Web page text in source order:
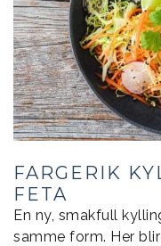
FARGERIK
FETA
En ny, smakfull
samme form. Her